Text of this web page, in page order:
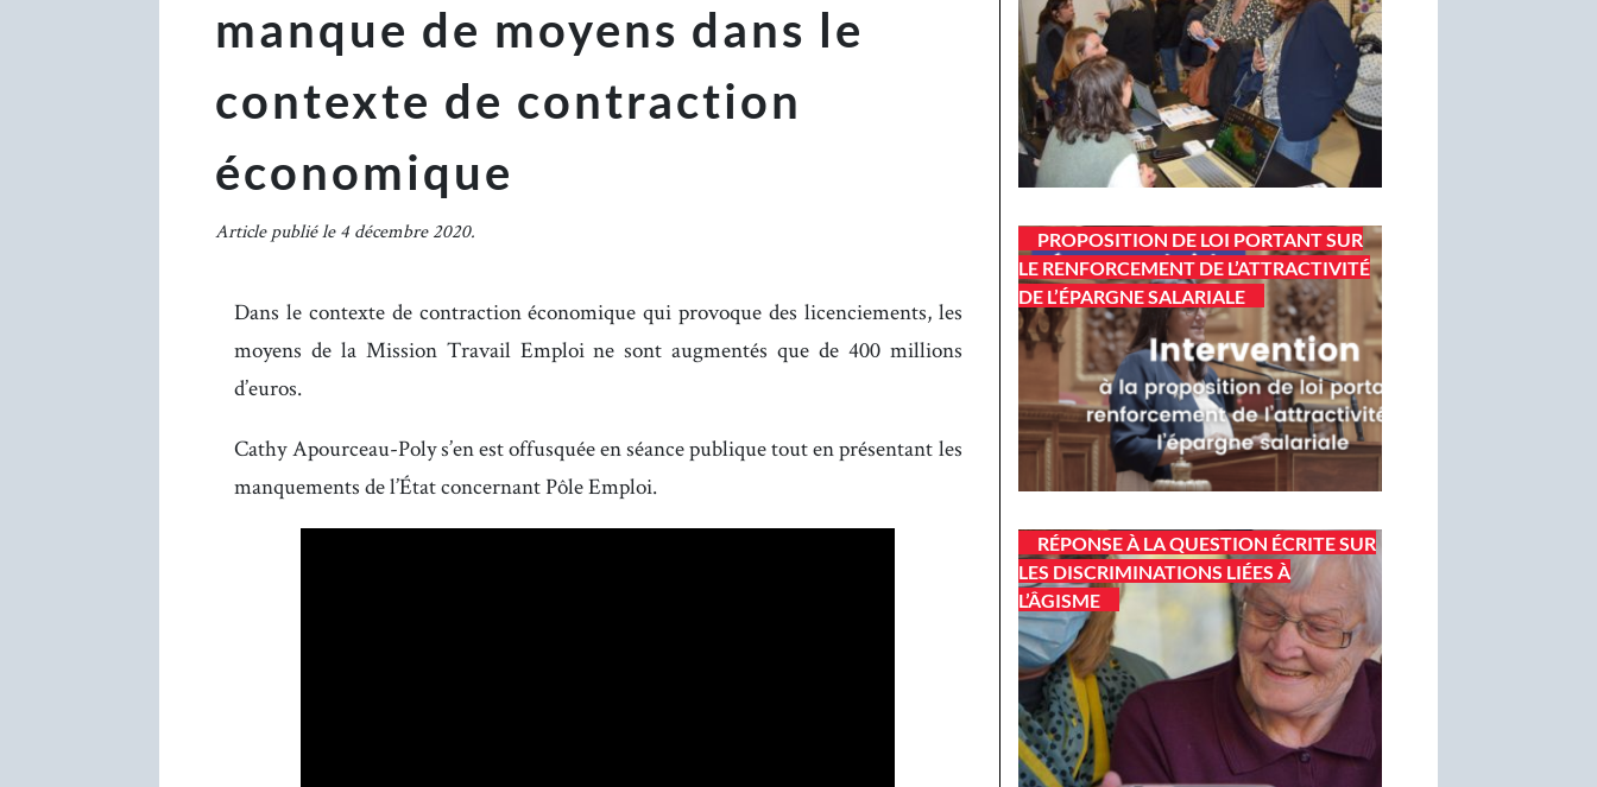
manque de moyens dans le
contexte de contraction
économique
Article publié le 4 décembre 2020.
Dans le contexte de contraction économique qui provoque des licenciements, les
moyens de la Mission Travail Emploi ne sont augmentés que de 400 millions
d’euros.
Cathy Apourceau-Poly s’en est offusquée en séance publique tout en présentant les
manquements de l’État concernant Pôle Emploi.
PROPOSITION DE LOI PORTANT SUR
LE RENFORCEMENT DE L’ATTRACTIVITÉ
DE L’ÉPARGNE SALARIALE
RÉPONSE À LA QUESTION ÉCRITE SUR
LES DISCRIMINATIONS LIÉES À
L’ÂGISME